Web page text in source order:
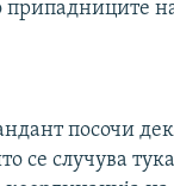
припадниците
посочи
се случува